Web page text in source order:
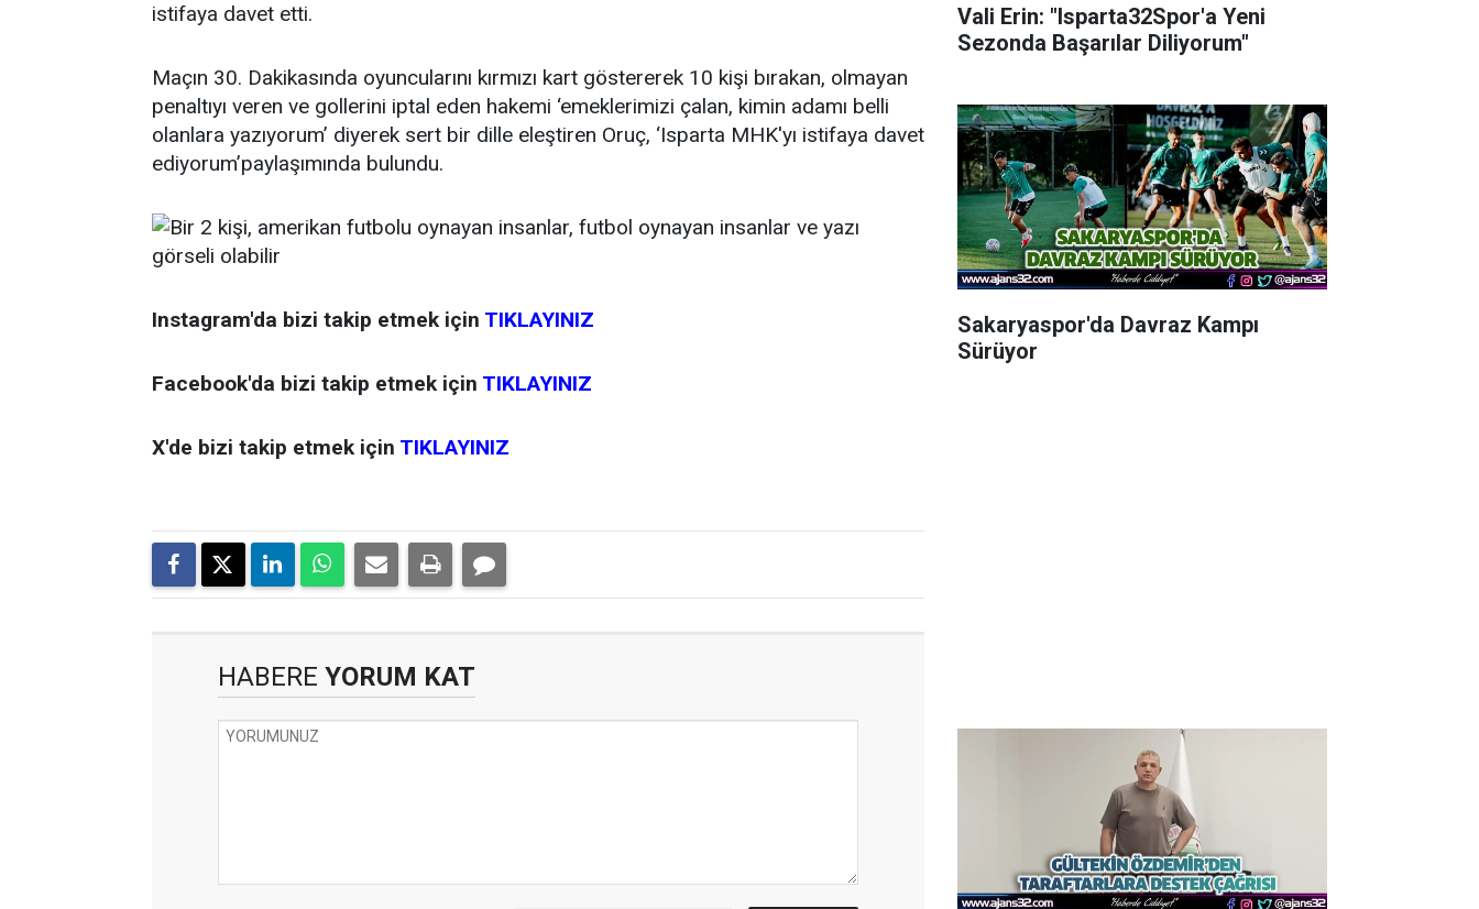
istifaya davet etti.
Maçın 30. Dakikasında oyuncularını kırmızı kart göstererek 10 kişi bırakan, olmayan
penaltıyı veren ve gollerini iptal eden hakemi ‘emeklerimizi çalan, kimin adamı belli
olanlara yazıyorum’ diyerek sert bir dille eleştiren Oruç, ‘Isparta MHK'yı istifaya davet
ediyorum’paylaşımında bulundu.
Instagram'da bizi takip etmek için TIKLAYINIZ
Facebook'da bizi takip etmek için TIKLAYINIZ
X'de bizi takip etmek için TIKLAYINIZ
HABERE YORUM KAT
Vali Erin: "Isparta32Spor'a Yeni
Sezonda Başarılar Diliyorum"
Sakaryaspor'da Davraz Kampı
Sürüyor